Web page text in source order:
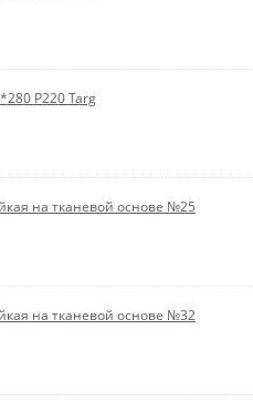
P220 Targ
на тканевой основе №25
на тканевой основе №32